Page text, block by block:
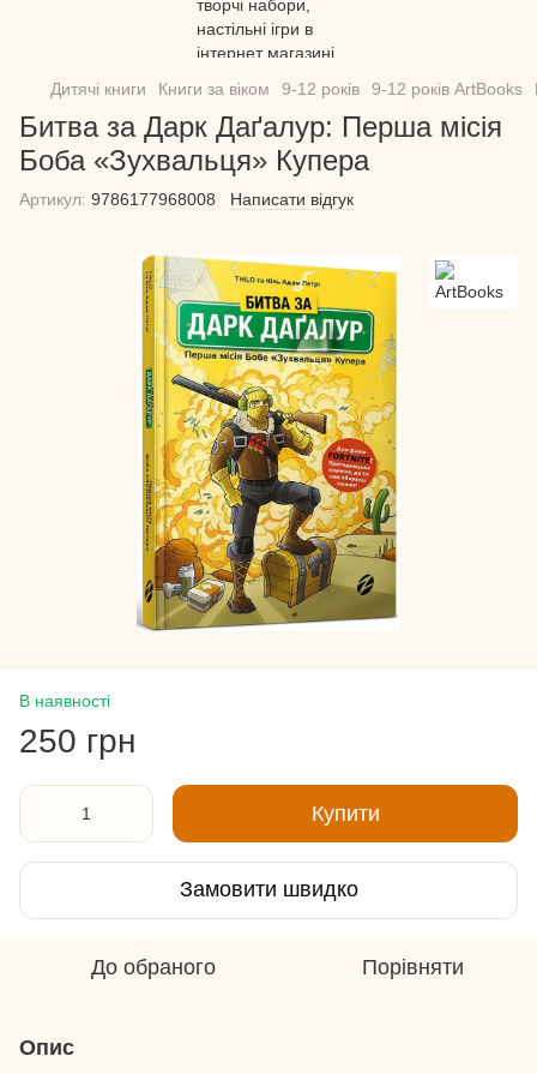
Дитячі книги Книги за віком 9-12 років 9-12 років ArtBooks
Битва за Дарк Даґалур: Перша місія
Боба «Зухвальця» Купера
Артикул: 9786177968008 Написати відгук
В наявності
250 грн
Купити
Замовити швидко
До обраного Порівняти
Опис